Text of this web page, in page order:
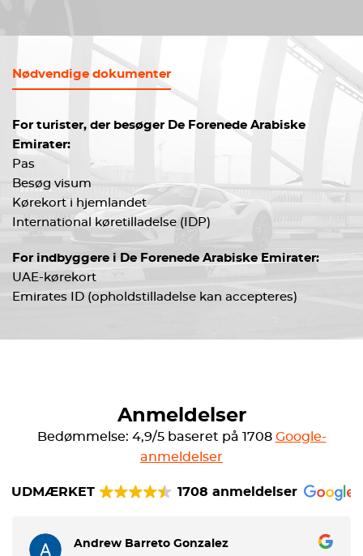
Nødvendige dokumenter
For turister, der besøger De Forenede Arabiske
Emirater:
Pas
Besøg visum
Kørekort i hjemlandet
International køretilladelse (IDP)
For indbyggere i De Forenede Arabiske Emirater:
UAE-kørekort
Emirates ID (opholdstilladelse kan accepteres)
Anmeldelser
Bedømmelse: 4,9/5 baseret på 1708 Google-
anmeldelser
UDMÆRKET 1708 anmeldelser
Andrew Barreto Gonzalez